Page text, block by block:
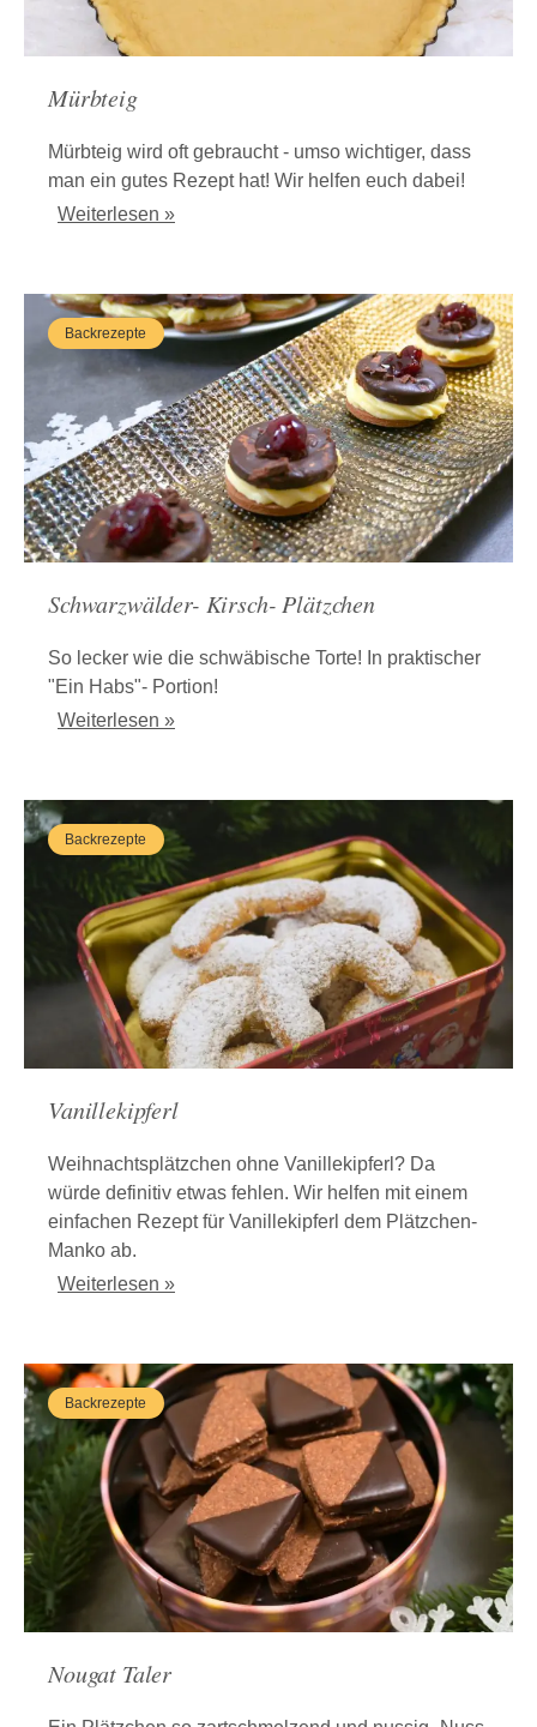
Mürbteig
Mürbteig wird oft gebraucht - umso wichtiger, dass
man ein gutes Rezept hat! Wir helfen euch dabei!
Weiterlesen »
Schwarzwälder- Kirsch- Plätzchen
So lecker wie die schwäbische Torte! In praktischer
"Ein Habs"- Portion!
Weiterlesen »
Backrezepte
Vanillekipferl
Weihnachtsplätzchen ohne Vanillekipferl? Da
würde definitiv etwas fehlen. Wir helfen mit einem
einfachen Rezept für Vanillekipferl dem Plätzchen-
Manko ab.
Weiterlesen »
Backrezepte
Nougat Taler
Backrezepte